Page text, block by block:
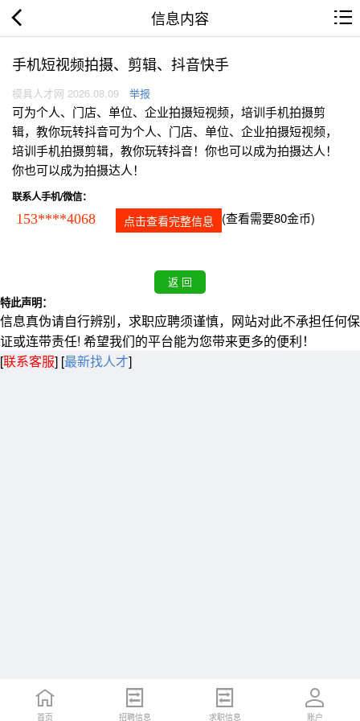
信息内容
手机短视频拍摄、剪辑、抖音快手
模具人才网 2026.08.09 举报
可为个人、门店、单位、企业拍摄短视频，培训手机拍摄剪
辑，教你玩转抖音可为个人、门店、单位、企业拍摄短视频，
培训手机拍摄剪辑，教你玩转抖音！你也可以成为拍摄达人！
你也可以成为拍摄达人！
联系人手机/微信：
153****4068 点击查看完整信息 (查看需要80金币)
特此声明：
信息真伪请自行辨别，求职应聘须谨慎，网站对此不承担任何保
证或连带责任! 希望我们的平台能为您带来更多的便利！
[联系客服] [最新找人才]
首页 招聘信息 求职信息 账户